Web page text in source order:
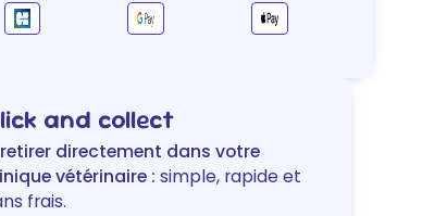
and collect
directement dans votre
vétérinaire : simple, rapide et
frais.